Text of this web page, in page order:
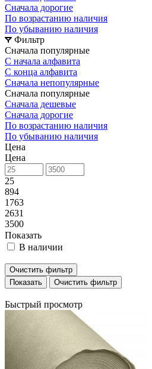
Сначала дорогие
По возрастанию наличия
По убыванию наличия
Фильтр
Сначала популярные
С начала алфавита
С конца алфавита
Сначала непопулярные
Сначала популярные
Сначала дешевые
Сначала дорогие
По возрастанию наличия
По убыванию наличия
Цена
Цена
25
894
1763
2631
3500
Показать
В наличии
Очистить фильтр
Очистить фильтр
Быстрый просмотр